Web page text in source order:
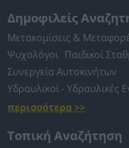
Δημοφιλείς
Μετακομίσεις &
Ψυχολόγοι Παιδικοί
Συνεργεία Αυτοκινήτων
Υδραυλικοί - Υδραυλικές
περισσότερα >>
Τοπική Αναζήτηση